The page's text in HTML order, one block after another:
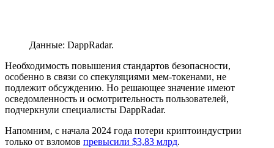
Данные: DappRadar.
Необходимость повышения стандартов безопасности,
особенно в связи со спекуляциями мем-токенами, не
подлежит обсуждению. Но решающее значение имеют
осведомленность и осмотрительность пользователей,
подчеркнули специалисты DappRadar.
Напомним, с начала 2024 года потери криптоиндустрии
только от взломов превысили $3,83 млрд.